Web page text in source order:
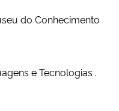
do Conhecimento
e Tecnologias .